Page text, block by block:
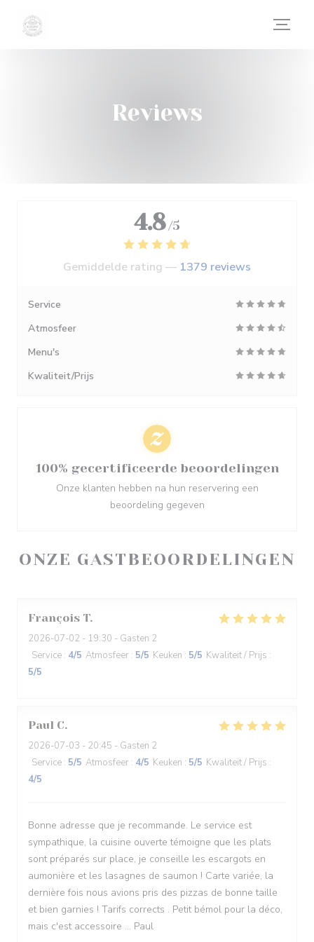
Reviews
ONZE GASTBEOORDELINGEN
François T
2026-07-02 - 19:30 - Gasten 2
Service : 4/5 Atmosfeer : 5/5 Keuken : 5/5 Kwaliteit / Prijs :
5/5
Paul C
2026-07-03 - 20:45 - Gasten 2
Service : 5/5 Atmosfeer : 4/5 Keuken : 5/5 Kwaliteit / Prijs :
4/5
Bonne adresse que je recommande. Le service est
sympathique, la cuisine ouverte témoigne que les plats
sont préparés sur place, je conseille les escargots en
aumonière et les lasagnes de saumon ! Carte variée, la
dernière fois nous avions pris des pizzas de bonne taille
et bien garnies ! Tarifs corrects . Petit bémol pour la déco,
mais c'est accessoire ... Paul
4.8 /5
Gemiddelde rating — 1379 reviews
Service
Atmosfeer
Menu's
Kwaliteit/Prijs
100% gecertificeerde beoordelingen
Onze klanten hebben na hun reservering een
beoordeling gegeven